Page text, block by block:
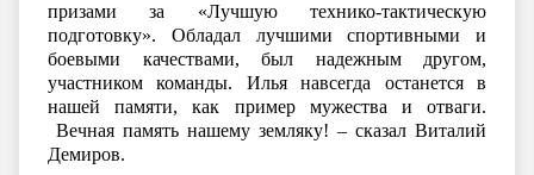
призами за «Лучшую технико-тактическую
подготовку». Обладал лучшими спортивными и
боевыми качествами, был надежным другом,
участником команды. Илья навсегда останется в
нашей памяти, как пример мужества и отваги.
Вечная память нашему земляку! – сказал Виталий
Демиров.